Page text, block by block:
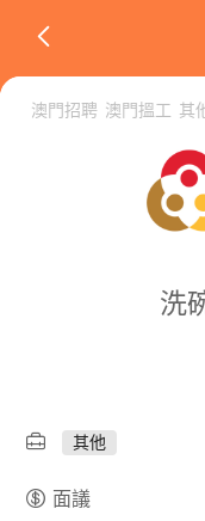
澳門招聘 澳門搵工 其
洗
其他
面議